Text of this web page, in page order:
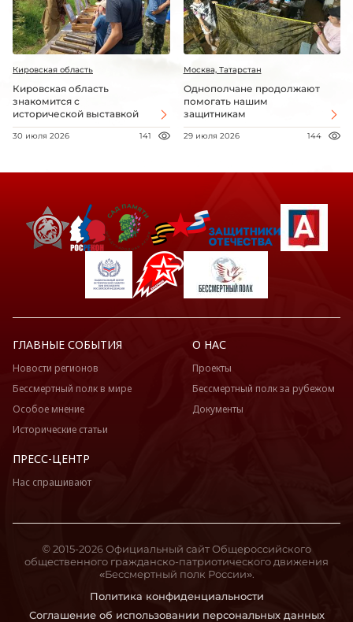
Кировская область
Кировская область
знакомится с
исторической выставкой
30 июля 2026 141
Москва, Татарстан
Однополчане продолжают
помогать нашим
защитникам
29 июля 2026 144
ГЛАВНЫЕ СОБЫТИЯ
Новости регионов
Бессмертный полк в мире
Особое мнение
Исторические статьи
О НАС
Проекты
Бессмертный полк за рубежом
Документы
ПРЕСС-ЦЕНТР
Нас спрашивают
Политика конфиденциальности
Соглашение об использовании персональных данных
© 2015-2026 Официальный сайт Общероссийского
общественного гражданско-патриотического движения
«Бессмертный полк России».